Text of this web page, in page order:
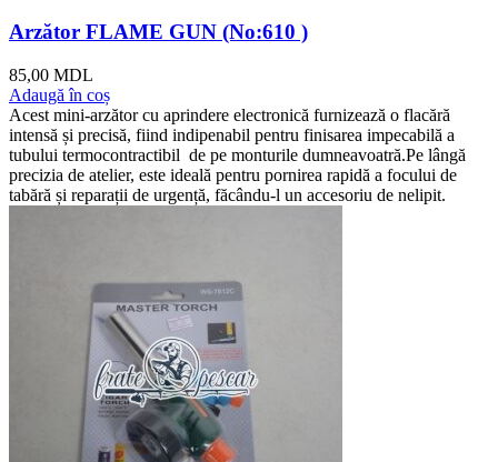
Arzător FLAME GUN (No:610 )
85,00 MDL
Adaugă în coș
Acest mini-arzător cu aprindere electronică furnizează o flacără
intensă și precisă, fiind indipenabil pentru finisarea impecabilă a
tubului termocontractibil de pe monturile dumneavoatră.Pe lângă
precizia de atelier, este ideală pentru pornirea rapidă a focului de
tabără și reparații de urgență, făcându-l un accesoriu de nelipit.